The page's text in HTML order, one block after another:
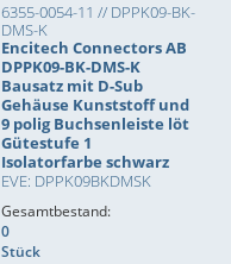
6355-0054-11 // DPPK09-BK-
DMS-K
Encitech Connectors AB
DPPK09-BK-DMS-K
Bausatz mit D-Sub
Gehäuse Kunststoff und
9 polig Buchsenleiste löt
Gütestufe 1
Isolatorfarbe schwarz
EVE: DPPK09BKDMSK
Gesamtbestand:
0
Stück